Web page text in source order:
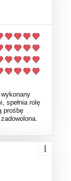
spełnia rolę
prośbę